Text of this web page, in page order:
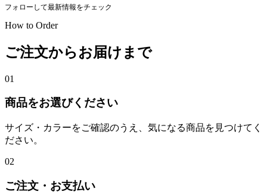
フォローして最新情報をチェック
How to Order
ご注文からお届けまで
01
商品をお選びください
サイズ・カラーをご確認のうえ、気になる商品を見つけてく
ださい。
02
ご注文・お支払い